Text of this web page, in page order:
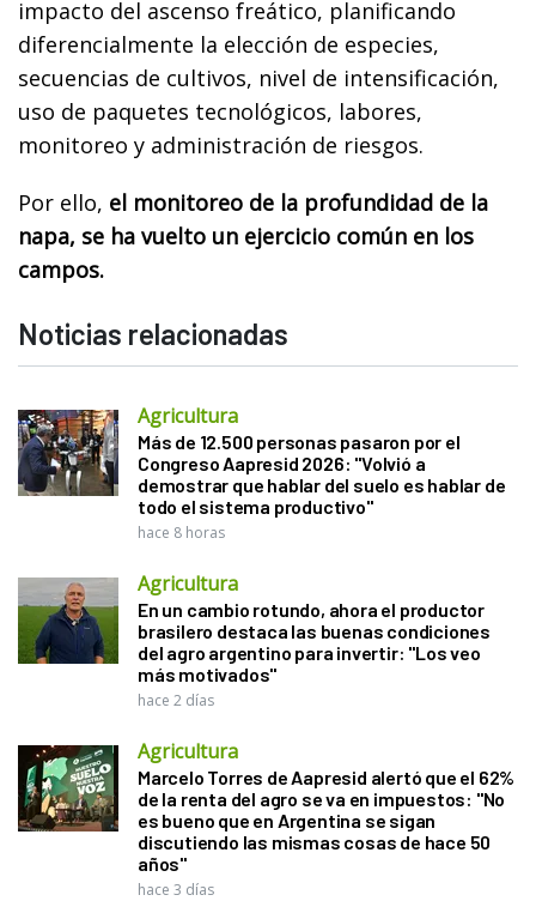
impacto del ascenso freático, planificando
diferencialmente la elección de especies,
secuencias de cultivos, nivel de intensificación,
uso de paquetes tecnológicos, labores,
monitoreo y administración de riesgos.
Por ello, el monitoreo de la profundidad de la
napa, se ha vuelto un ejercicio común en los
campos.
Noticias relacionadas
Agricultura
Más de 12.500 personas pasaron por el
Congreso Aapresid 2026: "Volvió a
demostrar que hablar del suelo es hablar de
todo el sistema productivo"
hace 8 horas
Agricultura
En un cambio rotundo, ahora el productor
brasilero destaca las buenas condiciones
del agro argentino para invertir: "Los veo
más motivados"
hace 2 días
Agricultura
Marcelo Torres de Aapresid alertó que el 62%
de la renta del agro se va en impuestos: "No
es bueno que en Argentina se sigan
discutiendo las mismas cosas de hace 50
años"
hace 3 días